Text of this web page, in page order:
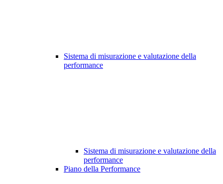
Sistema di misurazione e valutazione della
performance
Sistema di misurazione e valutazione della
performance
Piano della Performance